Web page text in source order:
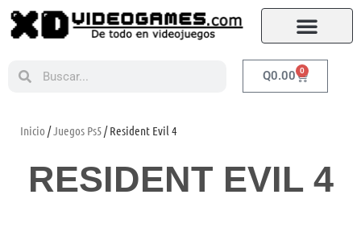
Q0.00 0
Inicio /Juegos Ps5/ Resident Evil 4
RESIDENT EVIL 4